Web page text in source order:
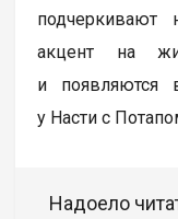
подчеркивают
акцент на
и появляются
у Насти с
Надоело